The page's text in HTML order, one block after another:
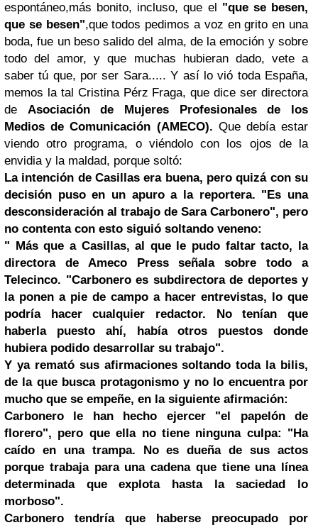
espontáneo,más bonito, incluso, que el "que se besen,
que se besen",que todos pedimos a voz en grito en una
boda, fue un beso salido del alma, de la emoción y sobre
todo del amor, y que muchas hubieran dado, vete a
saber tú que, por ser Sara..... Y así lo vió toda España,
memos la tal Cristina Pérz Fraga, que dice ser directora
de Asociación de Mujeres Profesionales de los
Medios de Comunicación (AMECO). Que debía estar
viendo otro programa, o viéndolo con los ojos de la
envidia y la maldad, porque soltó:
La intención de Casillas era buena, pero quizá con su
decisión puso en un apuro a la reportera. "Es una
desconsideración al trabajo de Sara Carbonero", pero
no contenta con esto siguió soltando veneno:
" Más que a Casillas, al que le pudo faltar tacto, la
directora de Ameco Press señala sobre todo a
Telecinco. "Carbonero es subdirectora de deportes y
la ponen a pie de campo a hacer entrevistas, lo que
podría hacer cualquier redactor. No tenían que
haberla puesto ahí, había otros puestos donde
hubiera podido desarrollar su trabajo".
Y ya remató sus afirmaciones soltando toda la bilis,
de la que busca protagonismo y no lo encuentra por
mucho que se empeñe, en la siguiente afirmación:
Carbonero le han hecho ejercer "el papelón de
florero", pero que ella no tiene ninguna culpa: "Ha
caído en una trampa. No es dueña de sus actos
porque trabaja para una cadena que tiene una línea
determinada que explota hasta la saciedad lo
morboso".
Carbonero tendría que haberse preocupado por